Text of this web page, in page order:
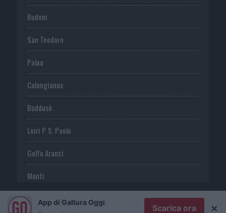
Budoni
San Teodoro
Palau
Calangianus
Buddusò
Loiri P. S. Paolo
Golfo Aranci
Monti
TeltiApp di Gallura Oggi
Scarica ora ×